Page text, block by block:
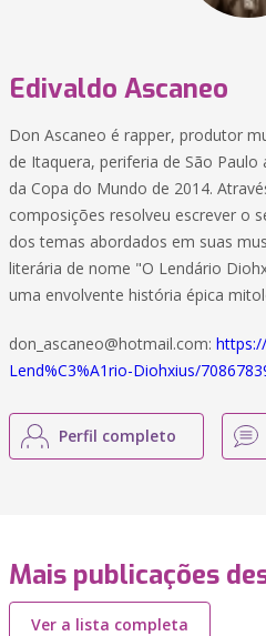
Edivaldo Ascaneo
Don Ascaneo é rapper, produtor
de Itaquera, periferia de São
da Copa do Mundo de 2014.
composições resolveu escrever o
dos temas abordados em suas
literária de nome "O Lendário
uma envolvente história épica
don_ascaneo@hotmail.com:
Lend%C3%A1rio-Diohxius/
Perfil completo
Mais publicações
Ver a lista completa